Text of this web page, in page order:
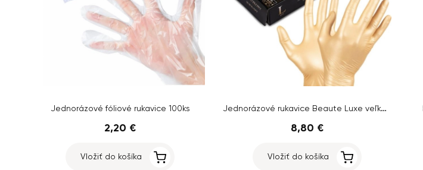
Jednorázové fóliové rukavice 100ks
2,20 €
Vložiť do košíka
Jednorázové rukavice Beaute Luxe veľkosť L, zlaté - 50 ks
8,80 €
Vložiť do košíka